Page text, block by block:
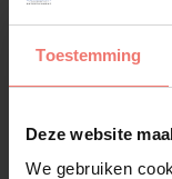
Toestemming
Deze website
We gebruiken
Imca
Lees meer